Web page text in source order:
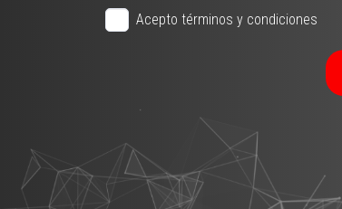
Acepto términos y condiciones